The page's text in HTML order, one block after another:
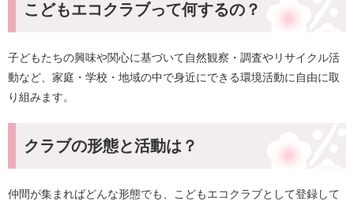
こどもエコクラブって何するの？
子どもたちの興味や関心に基づいて自然観察・調査やリサイクル活
動など、家庭・学校・地域の中で身近にできる環境活動に自由に取
り組みます。
クラブの形態と活動は？
仲間が集まればどんな形態でも、こどもエコクラブとして登録して